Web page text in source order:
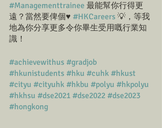
#Managementtrainee 最能幫你行得更
遠？當然要俾個♥️ #HKCareers 💡，等我
地為你分享更多令你畢生受用嘅行業知
識！
#achievewithus #gradjob
#hkunistudents #hku #cuhk #hkust
#cityu #cityuhk #hkbu #polyu #hkpolyu
#hkhsu #dse2021 #dse2022 #dse2023
#hongkong